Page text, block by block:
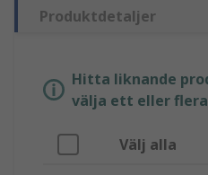
Produktdetaljer
Hitta liknande
välja ett eller
Välj alla